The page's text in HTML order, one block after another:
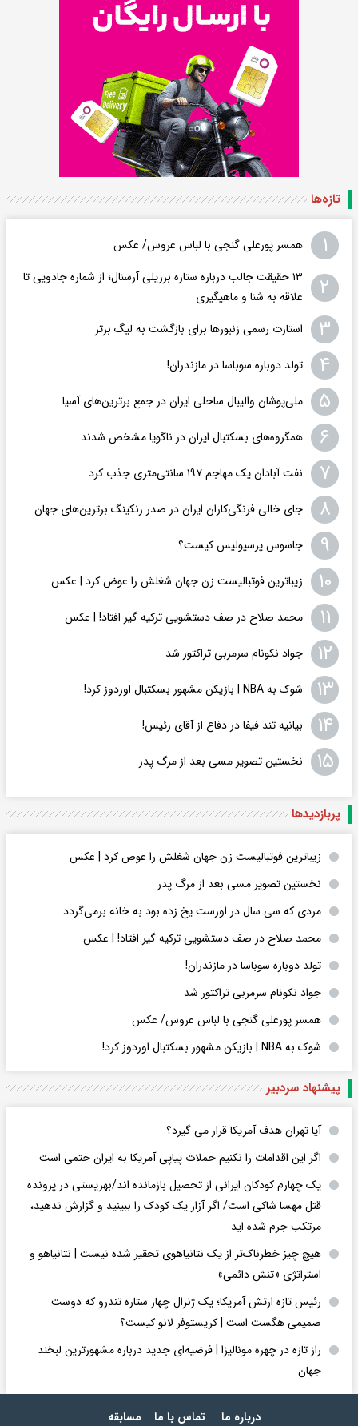
تازه‌ها
۱ همسر پورعلی گنجی با لباس عروس/ عکس
۲
۱۳ حقیقت جالب درباره ستاره برزیلی آرسنال؛ از شماره جادویی تا
علاقه به شنا و ماهیگیری
۳ استارت رسمی زنبورها برای بازگشت به لیگ برتر
۴ تولد دوباره سوباسا در مازندران!
۵ ملی‌پوشان والیبال ساحلی ایران در جمع برترین‌های آسیا
۶ همگروه‌های بسکتبال ایران در ناگویا مشخص شدند
۷ نفت آبادان یک مهاجم ۱۹۷ سانتی‌متری جذب کرد
۸ جای خالی فرنگی‌کاران ایران در صدر رنکینگ برترین‌های جهان
۹ جاسوس پرسپولیس کیست؟
۱۰ زیباترین فوتبالیست زن جهان شغلش را عوض کرد | عکس
۱۱ محمد صلاح در صف دستشویی ترکیه گیر افتاد! | عکس
۱۲ جواد نکونام سرمربی تراکتور شد
۱۳ شوک به NBA | بازیکن مشهور بسکتبال اوردوز کرد!
۱۴ بیانیه تند فیفا در دفاع از آقای رئیس!
۱۵ نخستین تصویر مسی بعد از مرگ پدر
پربازدید‌ها
زیباترین فوتبالیست زن جهان شغلش را عوض کرد | عکس
نخستین تصویر مسی بعد از مرگ پدر
مردی که سی سال در اورست یخ زده بود به خانه برمی‌گردد
محمد صلاح در صف دستشویی ترکیه گیر افتاد! | عکس
تولد دوباره سوباسا در مازندران!
جواد نکونام سرمربی تراکتور شد
همسر پورعلی گنجی با لباس عروس/ عکس
شوک به NBA | بازیکن مشهور بسکتبال اوردوز کرد!
پیشنهاد سردبیر
آیا تهران هدف آمریکا قرار می گیرد؟
اگر این اقدامات را نکنیم حملات پیاپی آمریکا به ایران حتمی است
یک چهارم کودکان ایرانی از تحصیل بازمانده اند/بهزیستی در پرونده
قتل مهسا شاکی است/ اگر آزار یک کودک را ببینید و گزارش ندهید،
مرتکب جرم شده اید
هیچ چیز خطرناک‌تر از یک نتانیاهوی تحقیر شده نیست | نتانیاهو و
استراتژی «تنش دائمی»
رئیس تازه ارتش آمریکا؛ یک ژنرال چهار ستاره تندرو که دوست
صمیمی هگست است | کریستوفر لانو کیست؟
راز تازه در چهره مونالیزا | فرضیه‌ای جدید درباره مشهورترین لبخند
جهان
درباره ما تماس با ما مسابقه